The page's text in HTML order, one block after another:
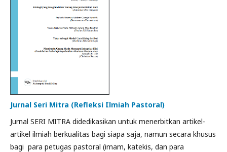
Jurnal Seri Mitra (Refleksi Ilmiah Pastoral)
Jurnal SERI MITRA didedikasikan untuk menerbitkan artikel-
artikel ilmiah berkualitas bagi siapa saja, namun secara khusus
bagi para petugas pastoral (imam, katekis, dan para